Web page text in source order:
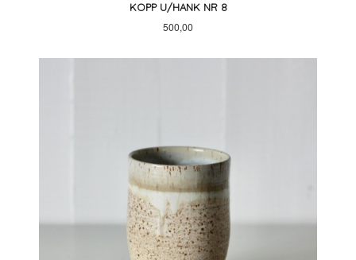
KOPP U/HANK NR 8
Pris
500,00